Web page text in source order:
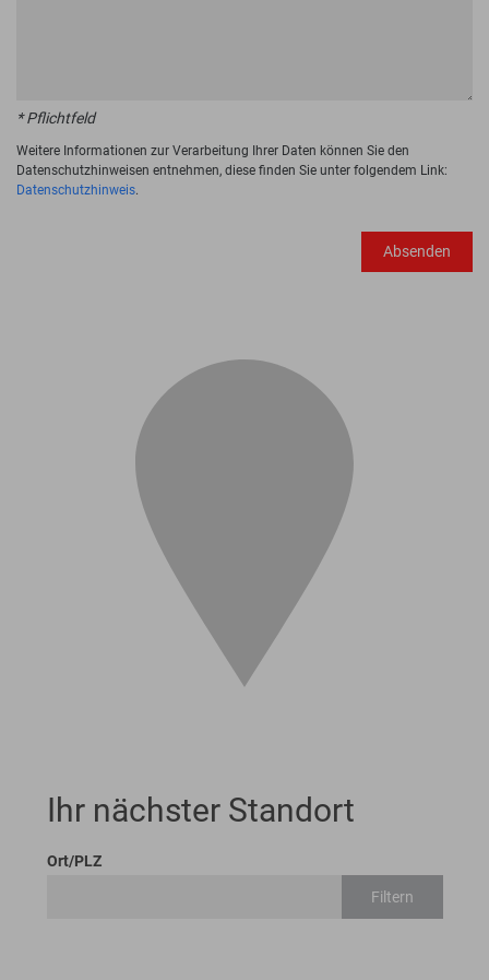
* Pflichtfeld
Weitere Informationen zur Verarbeitung Ihrer Daten können Sie den
Datenschutzhinweisen entnehmen, diese finden Sie unter folgendem Link:
Datenschutzhinweis.
Absenden
Ihr nächster Standort
Ort/PLZ
Filtern